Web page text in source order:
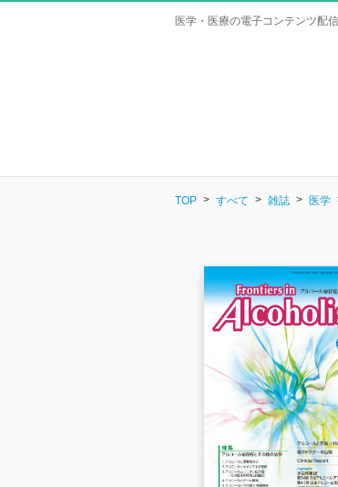
医学・医療の電子コンテンツ配
TOP すべて 雑誌 医学